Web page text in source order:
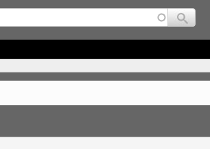
Jump to navigation